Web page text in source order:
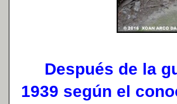
Después de la
1939 según el